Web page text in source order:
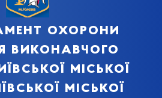
охорони
виконавчого
міської
міської